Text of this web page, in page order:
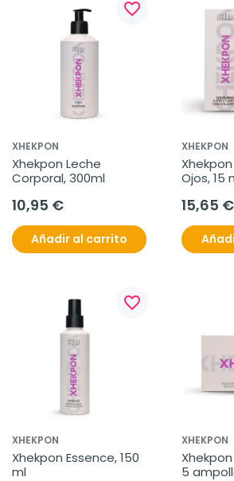
favorite_border
XHEKPON
Xhekpon Leche
Corporal, 300ml
10,95 €
Añadir al carrito
XHEKPON
Ojos, 15
15,65 €
favorite_border
XHEKPON
Xhekpon Essence, 150
ml
XHEKPON
5